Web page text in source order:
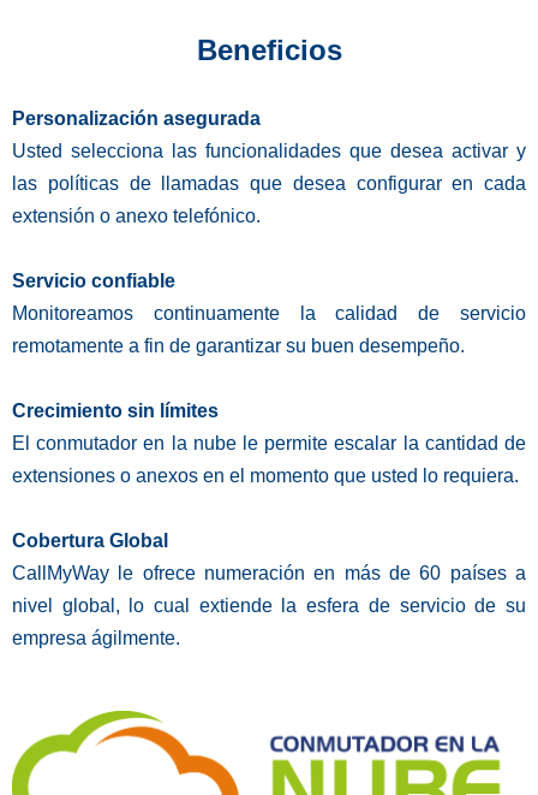
Beneficios
Personalización asegurada
Usted selecciona las funcionalidades que desea activar y
las políticas de llamadas que desea configurar en cada
extensión o anexo telefónico.
Servicio confiable
Monitoreamos continuamente la calidad de servicio
remotamente a fin de garantizar su buen desempeño.
Crecimiento sin límites
El conmutador en la nube le permite escalar la cantidad de
extensiones o anexos en el momento que usted lo requiera.
Cobertura Global
CallMyWay le ofrece numeración en más de 60 países a
nivel global, lo cual extiende la esfera de servicio de su
empresa ágilmente.